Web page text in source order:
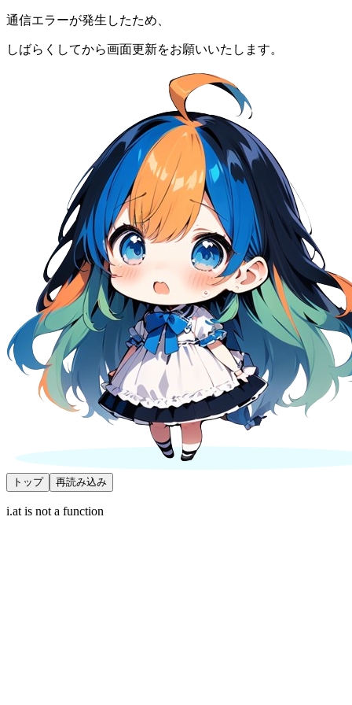
通信エラーが発生したため、
しばらくしてから画面更新をお願いいたします。
トップ 再読み込み
i.at is not a function